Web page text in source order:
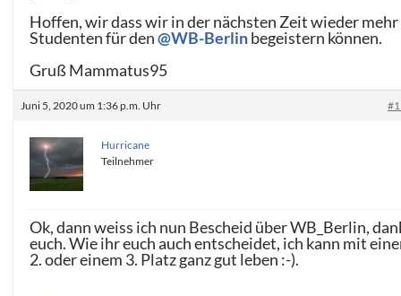
Hoffen, wir dass wir in der nächsten Zeit wieder mehr
Studenten für den@WB-Berlinbegeistern können.
Gruß Mammatus95
Juni 5, 2020 um 1:36 p.m. Uhr
Hurricane
Teilnehmer
Ok, dann weiss ich nun Bescheid über WB_Berlin,
euch. Wie ihr euch auch entscheidet, ich kann mit
2. oder einem 3. Platz ganz gut leben :-).